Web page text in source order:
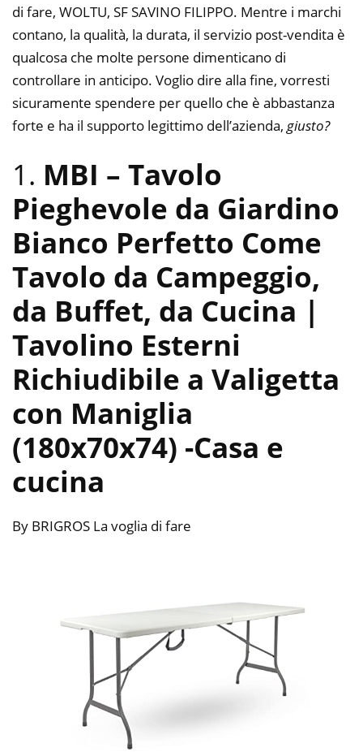
di fare, WOLTU, SF SAVINO FILIPPO. Mentre i marchi
contano, la qualità, la durata, il servizio post-vendita è
qualcosa che molte persone dimenticano di
controllare in anticipo. Voglio dire alla fine, vorresti
sicuramente spendere per quello che è abbastanza
forte e ha il supporto legittimo dell’azienda, giusto?
1. MBI – Tavolo
Pieghevole da Giardino
Bianco Perfetto Come
Tavolo da Campeggio,
da Buffet, da Cucina |
Tavolino Esterni
Richiudibile a Valigetta
con Maniglia
(180x70x74) -Casa e
cucina
By BRIGROS La voglia di fare